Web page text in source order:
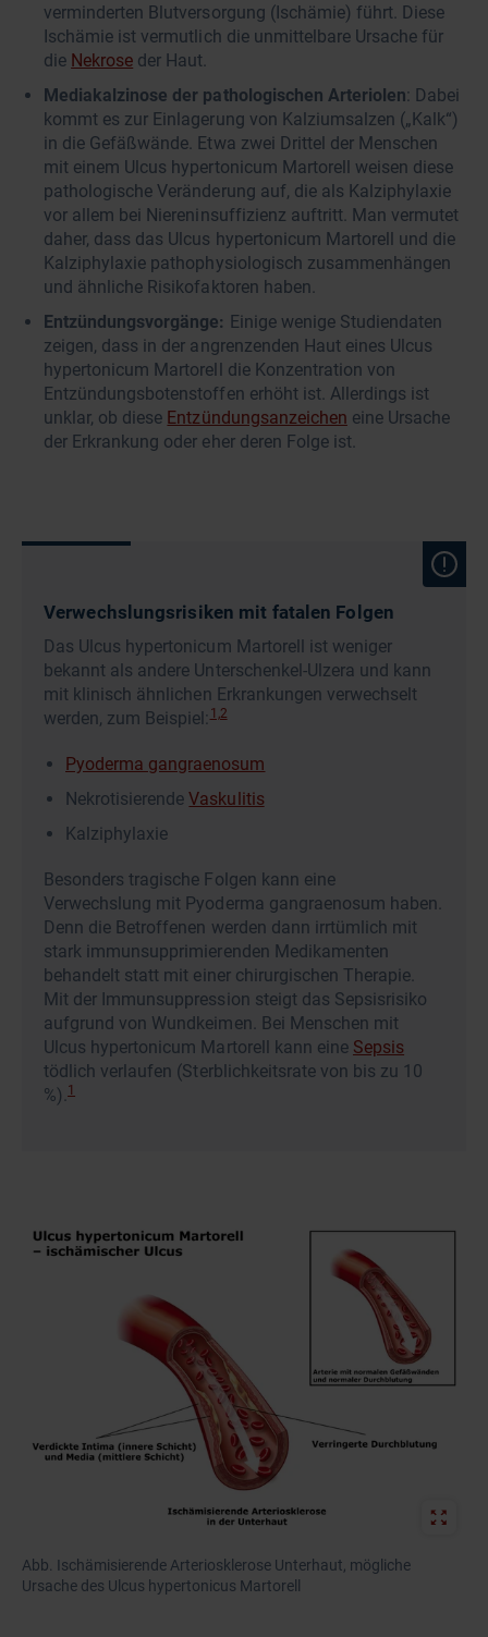
verminderten Blutversorgung (Ischämie) führt. Diese
Ischämie ist vermutlich die unmittelbare Ursache für
die Nekrose der Haut.
Mediakalzinose der pathologischen Arteriolen: Dabei
kommt es zur Einlagerung von Kalziumsalzen („Kalk“)
in die Gefäßwände. Etwa zwei Drittel der Menschen
mit einem Ulcus hypertonicum Martorell weisen diese
pathologische Veränderung auf, die als Kalziphylaxie
vor allem bei Niereninsuffizienz auftritt. Man vermutet
daher, dass das Ulcus hypertonicum Martorell und die
Kalziphylaxie pathophysiologisch zusammenhängen
und ähnliche Risikofaktoren haben.
Entzündungsvorgänge: Einige wenige Studiendaten
zeigen, dass in der angrenzenden Haut eines Ulcus
hypertonicum Martorell die Konzentration von
Entzündungsbotenstoffen erhöht ist. Allerdings ist
unklar, ob diese Entzündungsanzeichen eine Ursache
der Erkrankung oder eher deren Folge ist.
Verwechslungsrisiken mit fatalen Folgen
Das Ulcus hypertonicum Martorell ist weniger
bekannt als andere Unterschenkel-Ulzera und kann
mit klinisch ähnlichen Erkrankungen verwechselt
werden, zum Beispiel:1,2
Pyoderma gangraenosum
NekrotisierendeVaskulitis
Kalziphylaxie
Besonders tragische Folgen kann eine
Verwechslung mit Pyoderma gangraenosum haben.
Denn die Betroffenen werden dann irrtümlich mit
stark immunsupprimierenden Medikamenten
behandelt statt mit einer chirurgischen Therapie.
Mit der Immunsuppression steigt das Sepsisrisiko
aufgrund von Wundkeimen. Bei Menschen mit
Ulcus hypertonicum Martorell kann eine Sepsis
tödlich verlaufen (Sterblichkeitsrate von bis zu 10
%).1
Abb. Ischämisierende Arteriosklerose Unterhaut, mögliche
Ursache des Ulcus hypertonicus Martorell